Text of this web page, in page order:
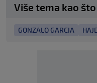
Više tema kao
GONZALO GARCIA